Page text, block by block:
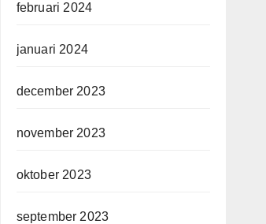
februari 2024
januari 2024
december 2023
november 2023
oktober 2023
september 2023